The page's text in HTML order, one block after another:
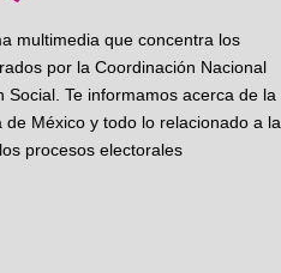
multimedia que concentra los
por la Coordinación Nacional
Social. Te informamos acerca de la
de México y todo lo relacionado a la
procesos electorales